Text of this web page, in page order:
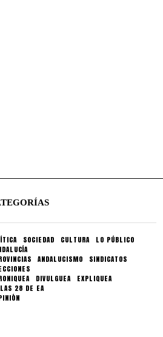
SOCIEDAD CULTURA
LO PÚBLICO
ANDALUCISMO
SINDICATOS
DIVULGUEA
EXPLIQUEA
LAS 28 DE EA